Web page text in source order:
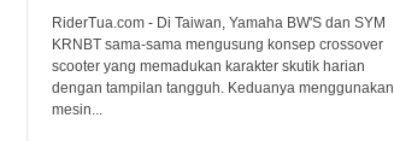
RiderTua.com - Di Taiwan, Yamaha BW'S dan SYM
KRNBT sama-sama mengusung konsep crossover
scooter yang memadukan karakter skutik harian
dengan tampilan tangguh. Keduanya menggunakan
mesin...